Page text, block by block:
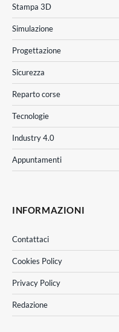
Stampa 3D
Simulazione
Progettazione
Sicurezza
Reparto corse
Tecnologie
Industry 4.0
Appuntamenti
INFORMAZIONI
Contattaci
Cookies Policy
Privacy Policy
Redazione